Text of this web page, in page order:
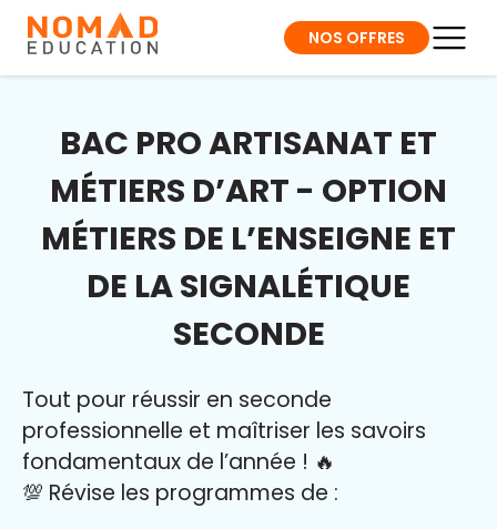
NOS OFFRES
BAC PRO ARTISANAT ET
MÉTIERS D’ART - OPTION
MÉTIERS DE L’ENSEIGNE ET
DE LA SIGNALÉTIQUE
SECONDE
Tout pour réussir en seconde
professionnelle et maîtriser les savoirs
fondamentaux de l’année ! 🔥
💯 Révise les programmes de :